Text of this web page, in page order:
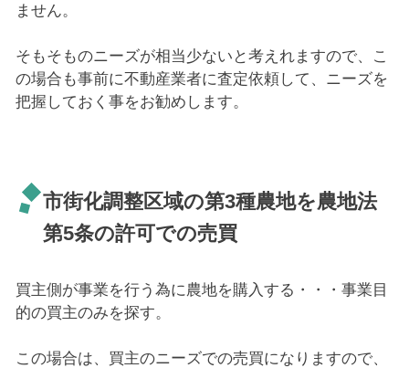
ません。
そもそものニーズが相当少ないと考えれますので、こ
の場合も事前に不動産業者に査定依頼して、ニーズを
把握しておく事をお勧めします。
市街化調整区域の第3種農地を農地法
第5条の許可での売買
買主側が事業を行う為に農地を購入する・・・事業目
的の買主のみを探す。
この場合は、買主のニーズでの売買になりますので、